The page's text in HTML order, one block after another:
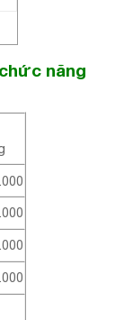
năng